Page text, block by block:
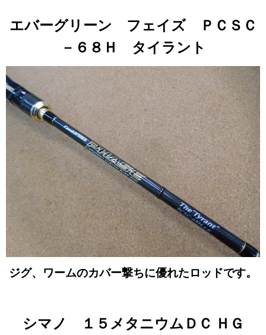
エバーグリーン フェイズ ＰＣＳＣ
－６８Ｈ タイラント
ジグ、ワームのカバー撃ちに優れたロッドです。
シマノ １５メタニウムＤＣ ＨＧ